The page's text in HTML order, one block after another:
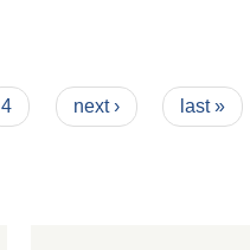
4 next › last »